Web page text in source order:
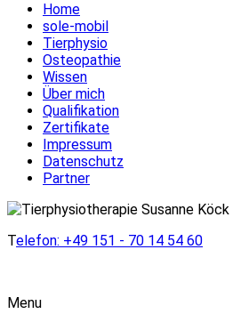
Home
sole-mobil
Tierphysio
Osteopathie
Wissen
Über mich
Qualifikation
Zertifikate
Impressum
Datenschutz
Partner
Telefon: +49 151 - 70 14 54 60
Menu